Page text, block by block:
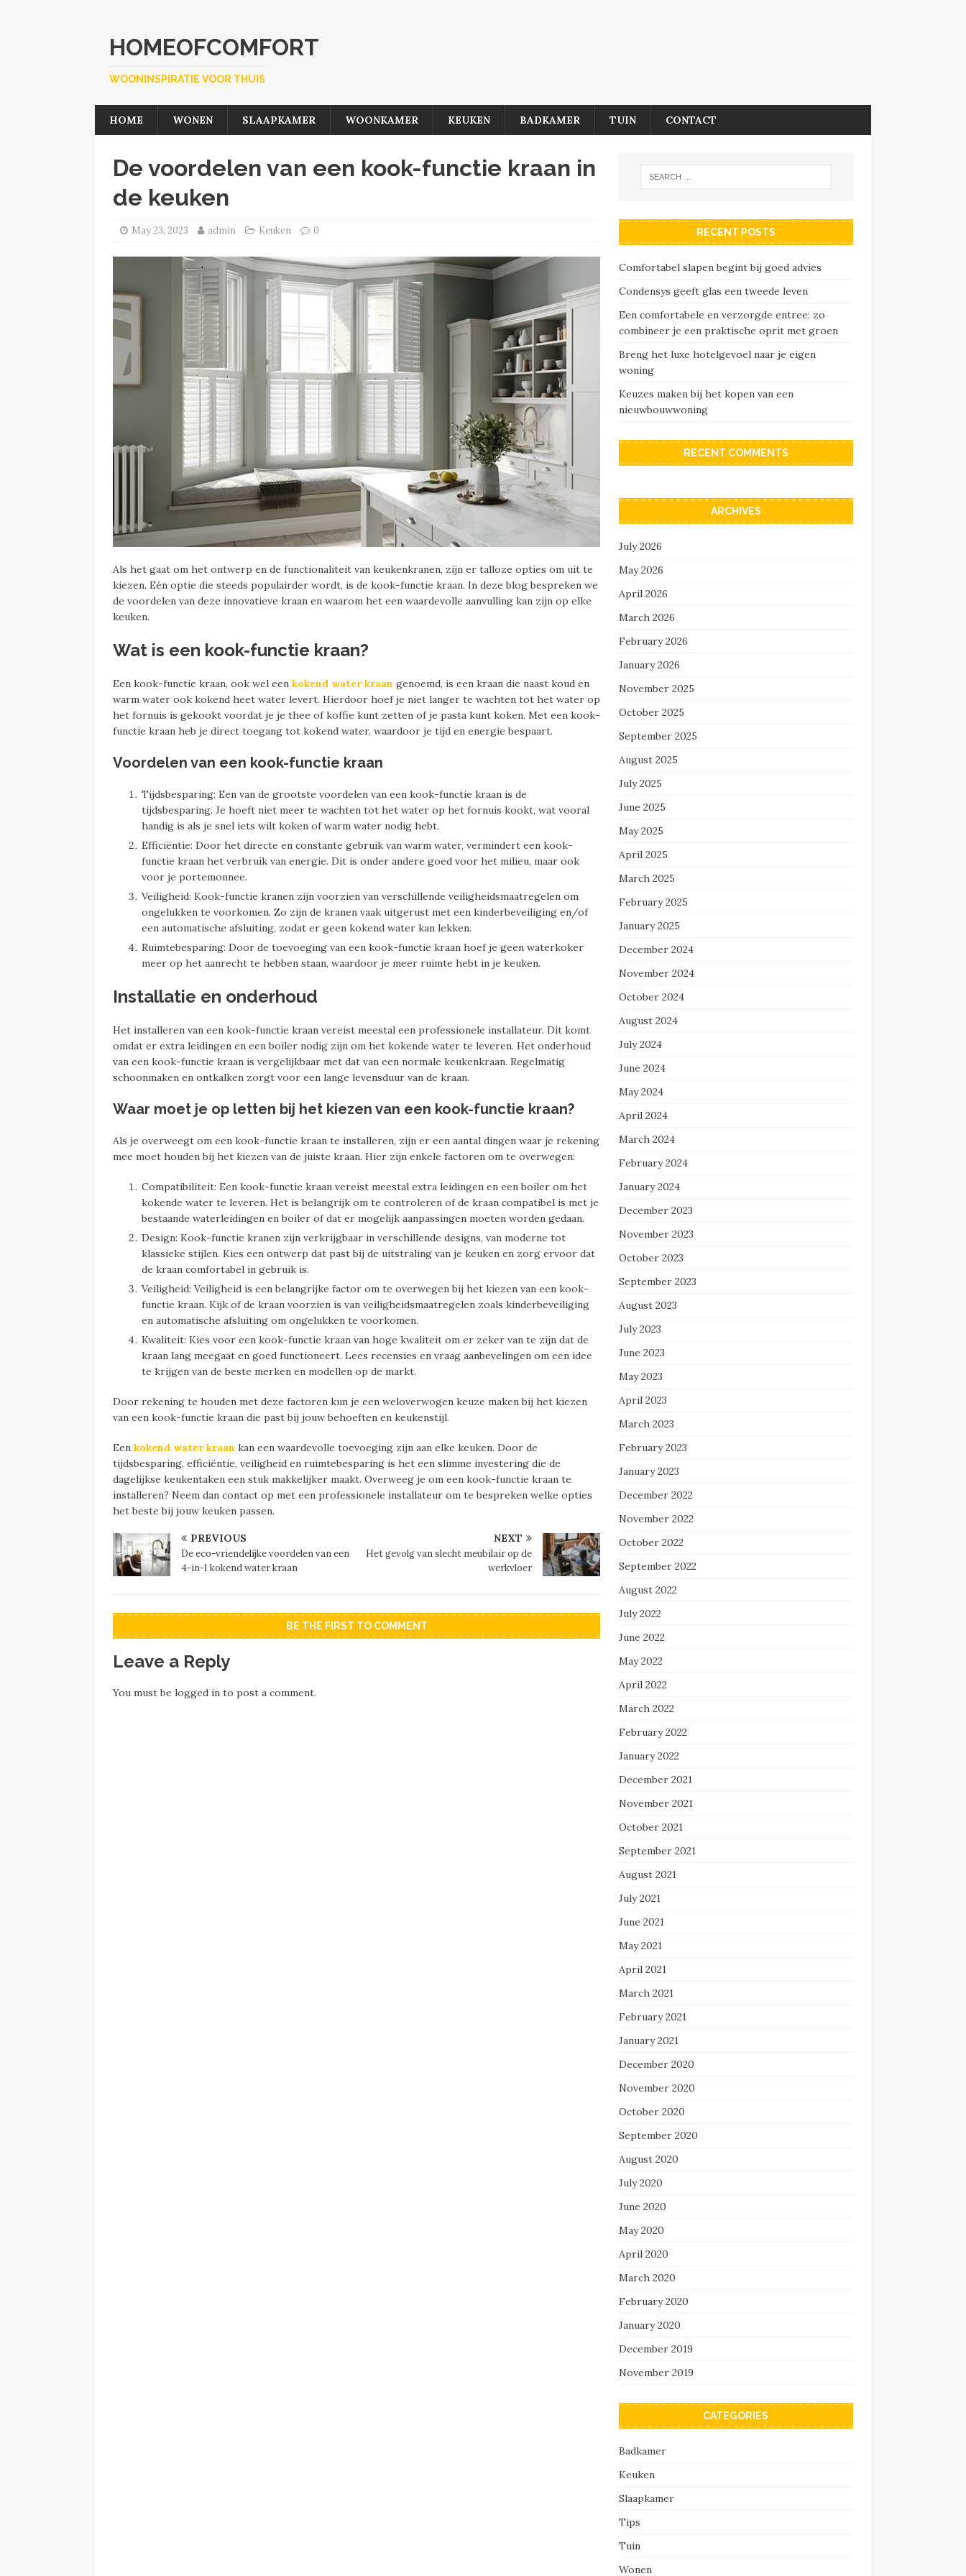
HOMEOFCOMFORT
WOONINSPIRATIE VOOR THUIS
HOME WONEN SLAAPKAMER WOONKAMER KEUKEN BADKAMER TUIN CONTACT
De voordelen van een kook-functie kraan in
de keuken
May 23, 2023 admin Keuken 0
Als het gaat om het ontwerp en de functionaliteit van keukenkranen, zijn er talloze opties om uit te
kiezen. Eén optie die steeds populairder wordt, is de kook-functie kraan. In deze blog bespreken we
de voordelen van deze innovatieve kraan en waarom het een waardevolle aanvulling kan zijn op elke
keuken.
Wat is een kook-functie kraan?
Een kook-functie kraan, ook wel een kokend water kraan genoemd, is een kraan die naast koud en
warm water ook kokend heet water levert. Hierdoor hoef je niet langer te wachten tot het water op
het fornuis is gekookt voordat je je thee of koffie kunt zetten of je pasta kunt koken. Met een kook-
functie kraan heb je direct toegang tot kokend water, waardoor je tijd en energie bespaart.
Voordelen van een kook-functie kraan
Tijdsbesparing: Een van de grootste voordelen van een kook-functie kraan is de
tijdsbesparing. Je hoeft niet meer te wachten tot het water op het fornuis kookt, wat vooral
handig is als je snel iets wilt koken of warm water nodig hebt.
Efficiëntie: Door het directe en constante gebruik van warm water, vermindert een kook-
functie kraan het verbruik van energie. Dit is onder andere goed voor het milieu, maar ook
voor je portemonnee.
Veiligheid: Kook-functie kranen zijn voorzien van verschillende veiligheidsmaatregelen om
ongelukken te voorkomen. Zo zijn de kranen vaak uitgerust met een kinderbeveiliging en/of
een automatische afsluiting, zodat er geen kokend water kan lekken.
Ruimtebesparing: Door de toevoeging van een kook-functie kraan hoef je geen waterkoker
meer op het aanrecht te hebben staan, waardoor je meer ruimte hebt in je keuken.
Installatie en onderhoud
Het installeren van een kook-functie kraan vereist meestal een professionele installateur. Dit komt
omdat er extra leidingen en een boiler nodig zijn om het kokende water te leveren. Het onderhoud
van een kook-functie kraan is vergelijkbaar met dat van een normale keukenkraan. Regelmatig
schoonmaken en ontkalken zorgt voor een lange levensduur van de kraan.
Waar moet je op letten bij het kiezen van een kook-functie kraan?
Als je overweegt om een kook-functie kraan te installeren, zijn er een aantal dingen waar je rekening
mee moet houden bij het kiezen van de juiste kraan. Hier zijn enkele factoren om te overwegen:
Compatibiliteit: Een kook-functie kraan vereist meestal extra leidingen en een boiler om het
kokende water te leveren. Het is belangrijk om te controleren of de kraan compatibel is met je
bestaande waterleidingen en boiler of dat er mogelijk aanpassingen moeten worden gedaan.
Design: Kook-functie kranen zijn verkrijgbaar in verschillende designs, van moderne tot
klassieke stijlen. Kies een ontwerp dat past bij de uitstraling van je keuken en zorg ervoor dat
de kraan comfortabel in gebruik is.
Veiligheid: Veiligheid is een belangrijke factor om te overwegen bij het kiezen van een kook-
functie kraan. Kijk of de kraan voorzien is van veiligheidsmaatregelen zoals kinderbeveiliging
en automatische afsluiting om ongelukken te voorkomen.
Kwaliteit: Kies voor een kook-functie kraan van hoge kwaliteit om er zeker van te zijn dat de
kraan lang meegaat en goed functioneert. Lees recensies en vraag aanbevelingen om een idee
te krijgen van de beste merken en modellen op de markt.
Door rekening te houden met deze factoren kun je een weloverwogen keuze maken bij het kiezen
van een kook-functie kraan die past bij jouw behoeften en keukenstijl.
Een kokend water kraan kan een waardevolle toevoeging zijn aan elke keuken. Door de
tijdsbesparing, efficiëntie, veiligheid en ruimtebesparing is het een slimme investering die de
dagelijkse keukentaken een stuk makkelijker maakt. Overweeg je om een kook-functie kraan te
installeren? Neem dan contact op met een professionele installateur om te bespreken welke opties
het beste bij jouw keuken passen.
PREVIOUS
De eco-vriendelijke voordelen van een
4-in-1 kokend water kraan
NEXT
Het gevolg van slecht meubilair op de
werkvloer
BE THE FIRST TO COMMENT
Leave a Reply
You must be logged in to post a comment.
RECENT POSTS
Comfortabel slapen begint bij goed advies
Condensys geeft glas een tweede leven
Een comfortabele en verzorgde entree: zo
combineer je een praktische oprit met groen
Breng het luxe hotelgevoel naar je eigen
woning
Keuzes maken bij het kopen van een
nieuwbouwwoning
RECENT COMMENTS
ARCHIVES
July 2026
May 2026
April 2026
March 2026
February 2026
January 2026
November 2025
October 2025
September 2025
August 2025
July 2025
June 2025
May 2025
April 2025
March 2025
February 2025
January 2025
December 2024
November 2024
October 2024
August 2024
July 2024
June 2024
May 2024
April 2024
March 2024
February 2024
January 2024
December 2023
November 2023
October 2023
September 2023
August 2023
July 2023
June 2023
May 2023
April 2023
March 2023
February 2023
January 2023
December 2022
November 2022
October 2022
September 2022
August 2022
July 2022
June 2022
May 2022
April 2022
March 2022
February 2022
January 2022
December 2021
November 2021
October 2021
September 2021
August 2021
July 2021
June 2021
May 2021
April 2021
March 2021
February 2021
January 2021
December 2020
November 2020
October 2020
September 2020
August 2020
July 2020
June 2020
May 2020
April 2020
March 2020
February 2020
January 2020
December 2019
November 2019
CATEGORIES
Badkamer
Keuken
Slaapkamer
Tips
Tuin
Wonen